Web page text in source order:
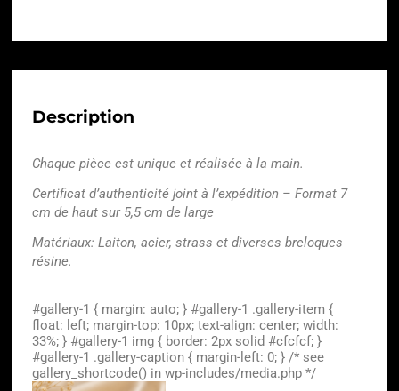
Description
Chaque pièce est unique et réalisée à la main.
Certificat d’authenticité joint à l’expédition – Format 7
cm de haut sur 5,5 cm de large
Matériaux: Laiton, acier, strass et diverses breloques
résine.
#gallery-1 { margin: auto; } #gallery-1 .gallery-item {
float: left; margin-top: 10px; text-align: center; width:
33%; } #gallery-1 img { border: 2px solid #cfcfcf; }
#gallery-1 .gallery-caption { margin-left: 0; } /* see
gallery_shortcode() in wp-includes/media.php */